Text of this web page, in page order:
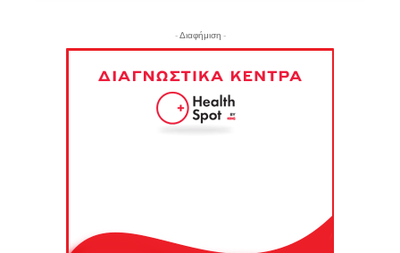
- Διαφήμιση -